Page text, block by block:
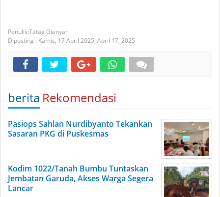
Tatag Gianyar
Diposting : Kamis, 17 April 2025, April 17, 2025
berita Rekomendasi
Pasiops Sahlan Nurdibyanto Tekankan
Sasaran PKG di Puskesmas
Kodim 1022/Tanah Bumbu Tuntaskan
Jembatan Garuda, Akses Warga Segera
Lancar